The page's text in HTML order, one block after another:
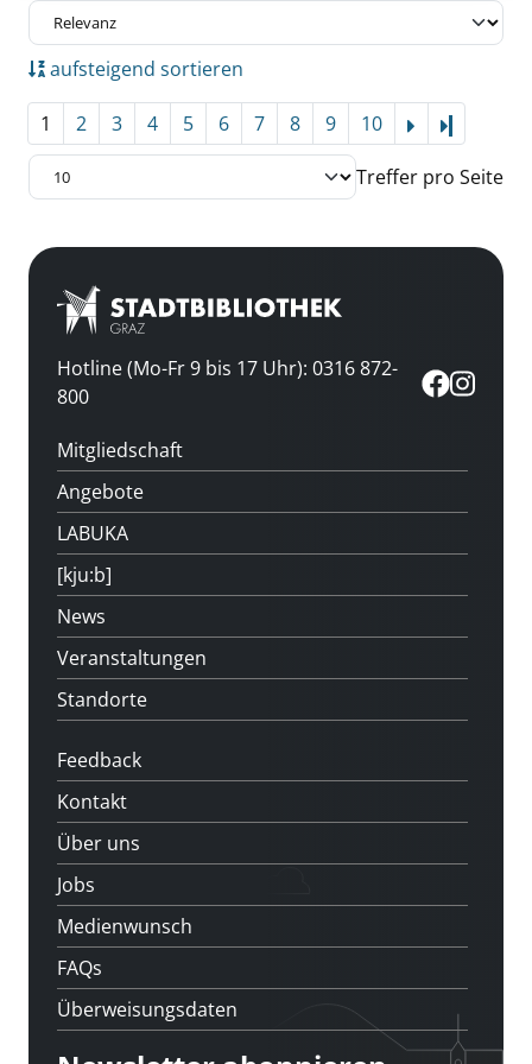
aufsteigend sortieren
1 2 3 4 5 6 7 8 9 10
Treffer pro Seite
Hotline (Mo-Fr 9 bis 17 Uhr): 0316 872-
800
Mitgliedschaft
Angebote
LABUKA
[kju:b]
News
Veranstaltungen
Standorte
Feedback
Kontakt
Über uns
Jobs
Medienwunsch
FAQs
Überweisungsdaten